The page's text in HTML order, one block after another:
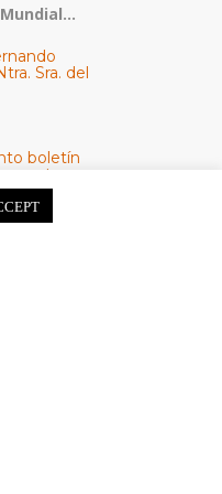
Sra. del
boletín
4...